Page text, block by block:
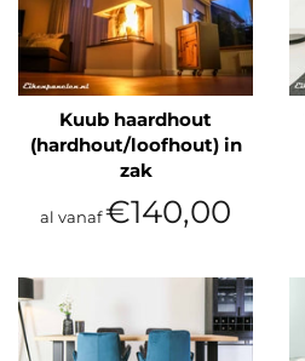
Kuub haardhout
(hardhout/loofhout) in
zak
al vanaf €140,00